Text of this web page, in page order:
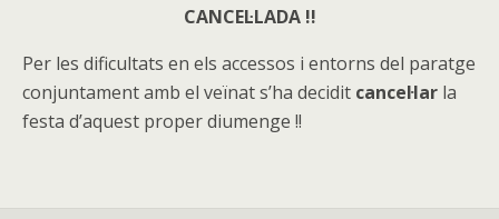
CANCEL·LADA !!
Per les dificultats en els accessos i entorns del paratge
conjuntament amb el veïnat s’ha decidit cancel·lar la
festa d’aquest proper diumenge !!